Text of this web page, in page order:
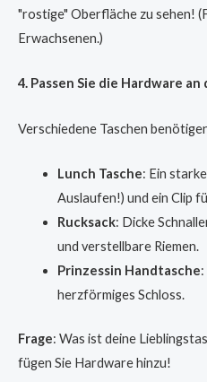
"rostige" Oberfläche zu sehen!
Erwachsenen.)
4. Passen Sie die Hardware
Verschiedene Taschen
Lunch Tasche: Ein
Auslaufen!) und ein Clip
Rucksack: Dicke
und verstellbare Riemen.
Prinzessin Handtasche
herzförmiges Schloss.
Frage: Was ist deine
fügen Sie Hardware hinzu!